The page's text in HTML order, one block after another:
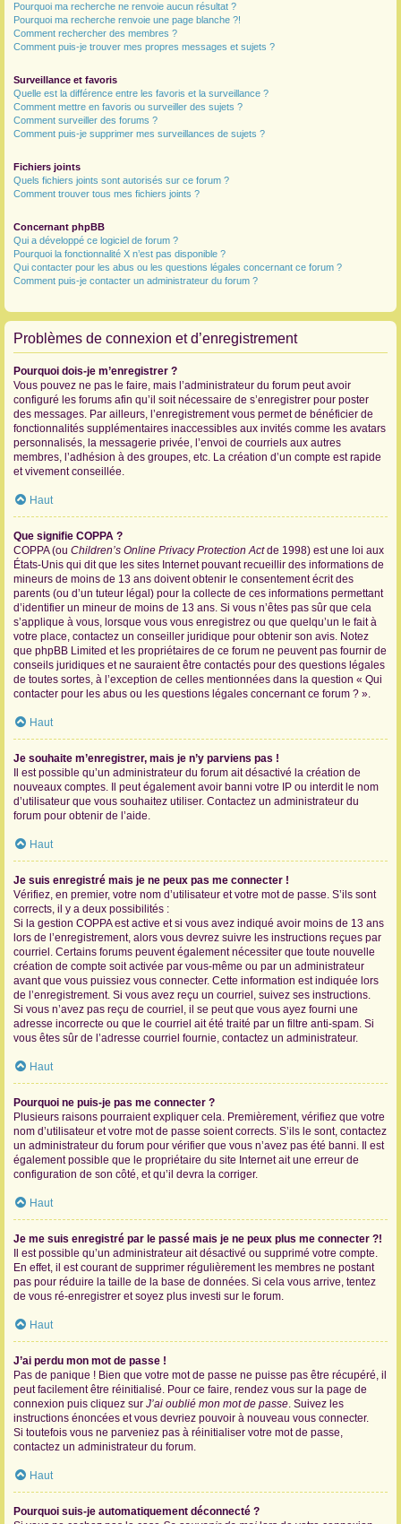
Pourquoi ma recherche ne renvoie aucun résultat ?
Pourquoi ma recherche renvoie une page blanche ?!
Comment rechercher des membres ?
Comment puis-je trouver mes propres messages et sujets ?
Surveillance et favoris
Quelle est la différence entre les favoris et la surveillance ?
Comment mettre en favoris ou surveiller des sujets ?
Comment surveiller des forums ?
Comment puis-je supprimer mes surveillances de sujets ?
Fichiers joints
Quels fichiers joints sont autorisés sur ce forum ?
Comment trouver tous mes fichiers joints ?
Concernant phpBB
Qui a développé ce logiciel de forum ?
Pourquoi la fonctionnalité X n’est pas disponible ?
Qui contacter pour les abus ou les questions légales concernant ce forum ?
Comment puis-je contacter un administrateur du forum ?
Problèmes de connexion et d’enregistrement
Pourquoi dois-je m’enregistrer ?
Vous pouvez ne pas le faire, mais l’administrateur du forum peut avoir
configuré les forums afin qu’il soit nécessaire de s’enregistrer pour poster
des messages. Par ailleurs, l’enregistrement vous permet de bénéficier de
fonctionnalités supplémentaires inaccessibles aux invités comme les avatars
personnalisés, la messagerie privée, l’envoi de courriels aux autres
membres, l’adhésion à des groupes, etc. La création d’un compte est rapide
et vivement conseillée.
Haut
Que signifie COPPA ?
COPPA (ou Children’s Online Privacy Protection Actde 1998) est une loi aux
États-Unis qui dit que les sites Internet pouvant recueillir des informations de
mineurs de moins de 13 ans doivent obtenir le consentement écrit des
parents (ou d’un tuteur légal) pour la collecte de ces informations permettant
d’identifier un mineur de moins de 13 ans. Si vous n’êtes pas sûr que cela
s’applique à vous, lorsque vous vous enregistrez ou que quelqu’un le fait à
votre place, contactez un conseiller juridique pour obtenir son avis. Notez
que phpBB Limited et les propriétaires de ce forum ne peuvent pas fournir de
conseils juridiques et ne sauraient être contactés pour des questions légales
de toutes sortes, à l’exception de celles mentionnées dans la question « Qui
contacter pour les abus ou les questions légales concernant ce forum ? ».
Haut
Je souhaite m’enregistrer, mais je n’y parviens pas !
Il est possible qu’un administrateur du forum ait désactivé la création de
nouveaux comptes. Il peut également avoir banni votre IP ou interdit le nom
d’utilisateur que vous souhaitez utiliser. Contactez un administrateur du
forum pour obtenir de l’aide.
Haut
Je suis enregistré mais je ne peux pas me connecter !
Vérifiez, en premier, votre nom d’utilisateur et votre mot de passe. S’ils sont
corrects, il y a deux possibilités :
Si la gestion COPPA est active et si vous avez indiqué avoir moins de 13 ans
lors de l’enregistrement, alors vous devrez suivre les instructions reçues par
courriel. Certains forums peuvent également nécessiter que toute nouvelle
création de compte soit activée par vous-même ou par un administrateur
avant que vous puissiez vous connecter. Cette information est indiquée lors
de l’enregistrement. Si vous avez reçu un courriel, suivez ses instructions.
Si vous n’avez pas reçu de courriel, il se peut que vous ayez fourni une
adresse incorrecte ou que le courriel ait été traité par un filtre anti-spam. Si
vous êtes sûr de l’adresse courriel fournie, contactez un administrateur.
Haut
Pourquoi ne puis-je pas me connecter ?
Plusieurs raisons pourraient expliquer cela. Premièrement, vérifiez que votre
nom d’utilisateur et votre mot de passe soient corrects. S’ils le sont, contactez
un administrateur du forum pour vérifier que vous n’avez pas été banni. Il est
également possible que le propriétaire du site Internet ait une erreur de
configuration de son côté, et qu’il devra la corriger.
Haut
Je me suis enregistré par le passé mais je ne peux plus me connecter ?!
Il est possible qu’un administrateur ait désactivé ou supprimé votre compte.
En effet, il est courant de supprimer régulièrement les membres ne postant
pas pour réduire la taille de la base de données. Si cela vous arrive, tentez
de vous ré-enregistrer et soyez plus investi sur le forum.
Haut
J’ai perdu mon mot de passe !
Pas de panique ! Bien que votre mot de passe ne puisse pas être récupéré, il
peut facilement être réinitialisé. Pour ce faire, rendez vous sur la page de
connexion puis cliquez sur J’ai oublié mon mot de passe. Suivez les
instructions énoncées et vous devriez pouvoir à nouveau vous connecter.
Si toutefois vous ne parveniez pas à réinitialiser votre mot de passe,
contactez un administrateur du forum.
Haut
Pourquoi suis-je automatiquement déconnecté ?